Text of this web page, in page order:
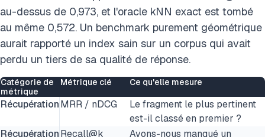
au-dessus de 0,973, et l'oracle kNN exact est tombé
au même 0,572. Un benchmark purement géométrique
aurait rapporté un index sain sur un corpus qui avait
perdu un tiers de sa qualité de réponse.
Catégorie de
métrique
Métrique clé Ce qu'elle mesure
RécupérationMRR / nDCG
Le fragment le plus pertinent
est-il classé en premier ?
RécupérationRecall@k
Avons-nous manqué un